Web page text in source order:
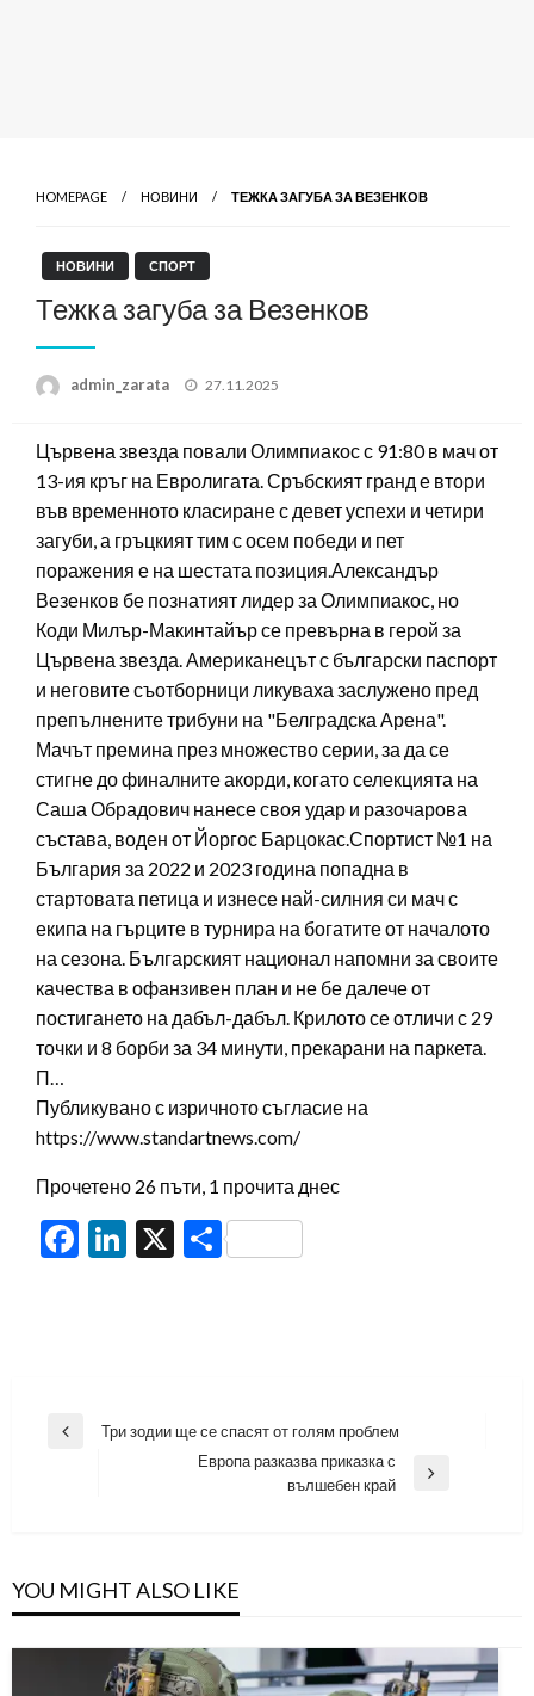
HOMEPAGE НОВИНИ ТЕЖКА ЗАГУБА ЗА ВЕЗЕНКОВ
НОВИНИ СПОРТ
Тежка загуба за Везенков
admin_zarata
Posted
27.11.2025
Цървена звезда повали Олимпиакос с 91:80 в мач от
13-ия кръг на Евролигата. Сръбският гранд е втори
във временното класиране с девет успехи и четири
загуби, а гръцкият тим с осем победи и пет
поражения е на шестата позиция.Александър
Везенков бе познатият лидер за Олимпиакос, но
Коди Милър-Макинтайър се превърна в герой за
Цървена звезда. Американецът с български паспорт
и неговите съотборници ликуваха заслужено пред
препълнените трибуни на "Белградска Арена".
Мачът премина през множество серии, за да се
стигне до финалните акорди, когато селекцията на
Саша Обрадович нанесе своя удар и разочарова
състава, воден от Йоргос Барцокас.Спортист №1 на
България за 2022 и 2023 година попадна в
стартовата петица и изнесе най-силния си мач с
екипа на гърците в турнира на богатите от началото
на сезона. Българският национал напомни за своите
качества в офанзивен план и не бе далече от
постигането на дабъл-дабъл. Крилото се отличи с 29
точки и 8 борби за 34 минути, прекарани на паркета.
П…
Публикувано с изричното съгласие на
https://www.standartnews.com/
Прочетено 26 пъти, 1 прочита днес
Facebook
LinkedIn
X Share
Навигация
Previous
Три зодии ще се спасят от голям проблем
Европа разказва приказка с
вълшебен край
YOU MIGHT ALSO LIKE